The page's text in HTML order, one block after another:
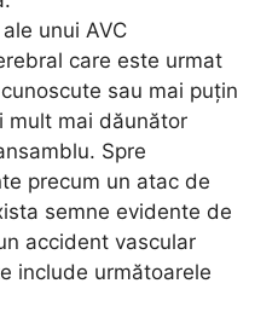
unui AVC
care este urmat
sau mai puțin
mult mai dăunător
Spre
precum un atac de
semne evidente de
accident vascular
include următoarele